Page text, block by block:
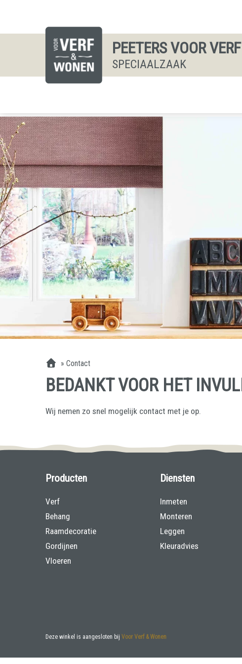
PEETERS VOOR
SPECIAALZAAK
»Contact
BEDANKT VOOR HET
Wij nemen zo snel mogelijk contact met je op.
Producten
Verf
Behang
Raamdecoratie
Gordijnen
Vloeren
Diensten
Inmeten
Monteren
Leggen
Kleuradvies
Deze winkel is aangesloten bij Voor Verf & Wonen